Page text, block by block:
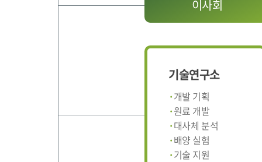
이사회
기술연구소
개발 기획
원료 개발
대사체 분석
배양 실험
기술 지원